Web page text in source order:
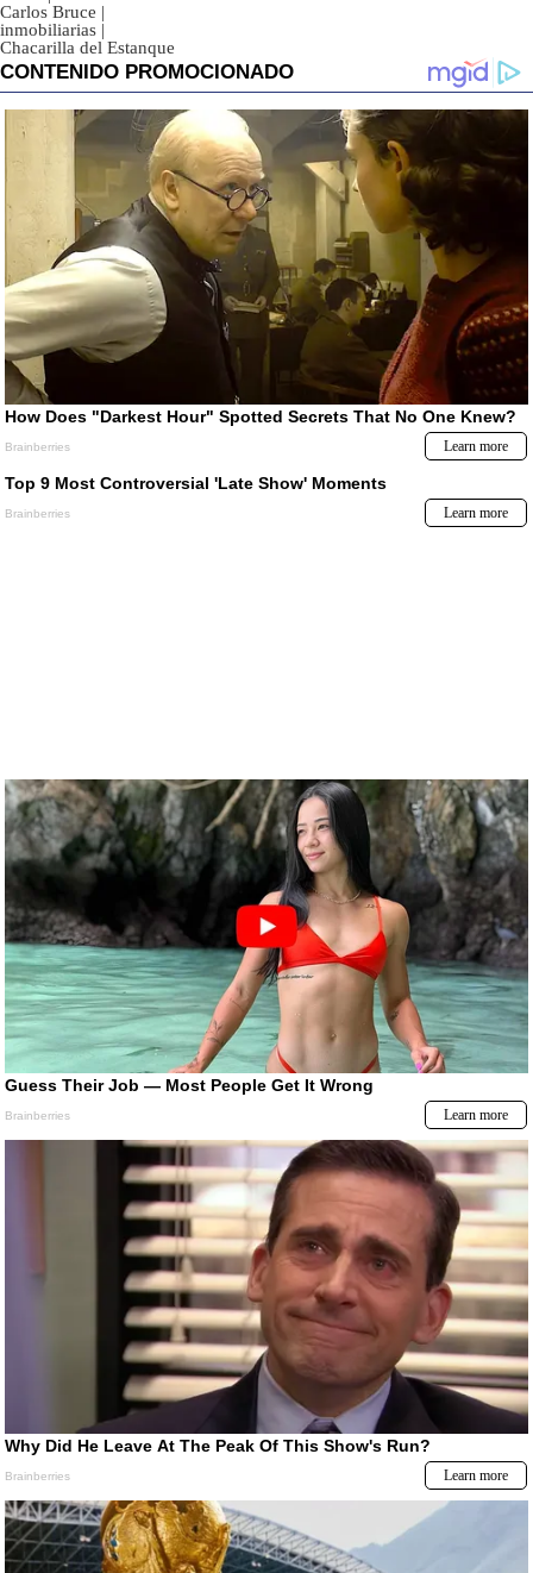
Carlos Bruce |
inmobiliarias |
Chacarilla del Estanque